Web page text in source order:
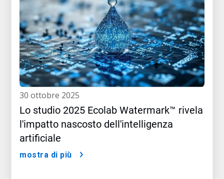
30 ottobre 2025
Lo studio 2025 Ecolab Watermark™ rivela
l'impatto nascosto dell'intelligenza
artificiale
mostra di più